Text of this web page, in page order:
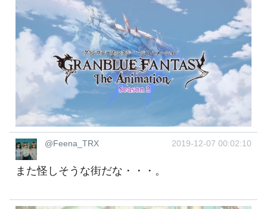
@Feena_TRX 2019-12-07 00:02:10
また怪しそうな街だな・・・。